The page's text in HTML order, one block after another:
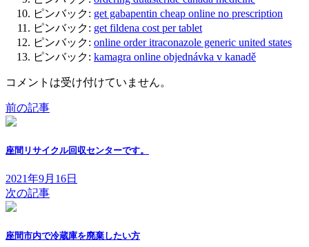
ピンバック: get gabapentin cheap online no prescription
ピンバック: get fildena cost per tablet
ピンバック: online order itraconazole generic united states
ピンバック: kamagra online objednávka v kanadě
コメントは受け付けていません。
前の記事
座間リサイクル回収センターです。
2021年9月16日
次の記事
座間市内で冷蔵庫を廃棄したい方